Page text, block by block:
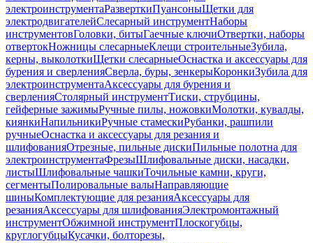
электроинструментаРазверткиПуансоныЩетки для
электродвигателейСлесарный инструментНаборы
инструментовГоловки, битыГаечные ключиОтвертки, наборы
отвертокНожницы слесарныеКлещи строительныеЗубила,
керны, выколоткиЩетки слесарныеОснастка и аксессуары для
бурения и сверленияСверла, буры, зенкерыКоронкиЗубила для
электроинструментаАксессуары для бурения и
сверленияСтолярный инструментТиски, струбцины,
гейферные зажимыРучные пилы, ножовкиМолотки, кувалды,
киянкиНапильникиРучные стамескиРубанки, рашпили
ручныеОснастка и аксессуары для резания и
шлифованияОтрезные, пильные дискиПильные полотна для
электроинструментаФрезыШлифовальные диски, насадки,
листыШлифовальные чашкиТочильные камни, круги,
сегментыПолировальные валыНаправляющие
шиныКомплектующие для резанияАксессуары для
резанияАксессуары для шлифованияЭлектромонтажный
инструментОбжимной инструментПлоскогубцы,
круглогубцыКусачки, болторезы,